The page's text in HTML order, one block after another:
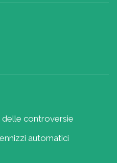
delle controversie
automatici